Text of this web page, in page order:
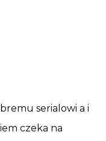
serialowi a i
czeka na